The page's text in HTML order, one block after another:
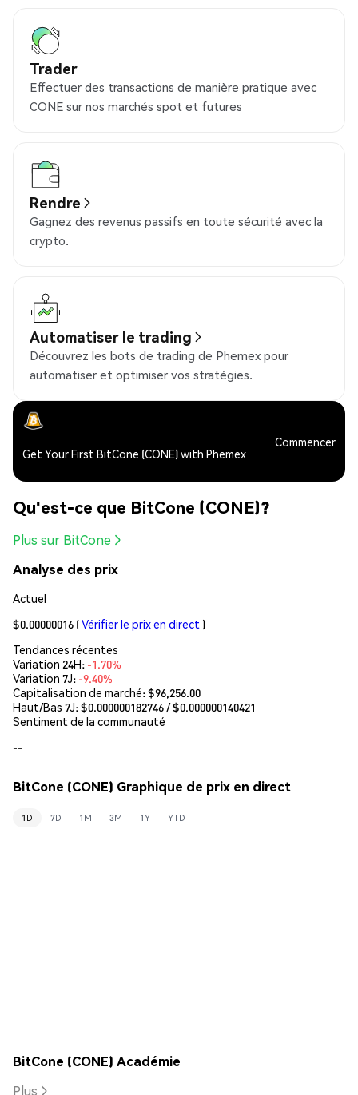
Trader
Effectuer des transactions de manière pratique avec
CONE sur nos marchés spot et futures
Rendre
Gagnez des revenus passifs en toute sécurité avec la
crypto.
Automatiser le trading
Découvrez les bots de trading de Phemex pour
automatiser et optimiser vos stratégies.
Get Your First BitCone (CONE) with Phemex
Commencer
Qu'est-ce que BitCone (CONE)?
Plus sur BitCone
Analyse des prix
Actuel
$0.00000016 (Vérifier le prix en direct )
Tendances récentes
Variation 24H: -1.70%
Variation 7J: -9.40%
Capitalisation de marché:$96,256.00
Haut/Bas 7J: $0.000000182746/ $0.000000140421
Sentiment de la communauté
--
BitCone (CONE) Graphique de prix en direct
1D 7D 1M 3M 1Y YTD
BitCone (CONE) Académie
Plus